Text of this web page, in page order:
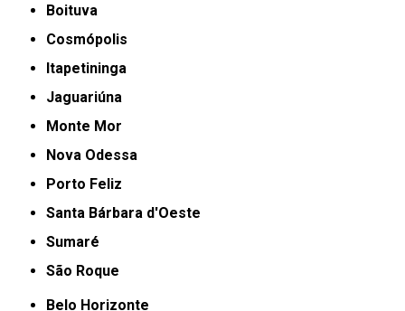
Boituva
Cosmópolis
Itapetininga
Jaguariúna
Monte Mor
Nova Odessa
Porto Feliz
Santa Bárbara d'Oeste
Sumaré
São Roque
Belo Horizonte